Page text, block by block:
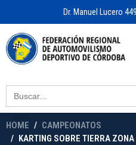
Dr. Manuel Lucero
Search
for:
HOME
CAMPEONATOS
KARTING SOBRE TIERRA